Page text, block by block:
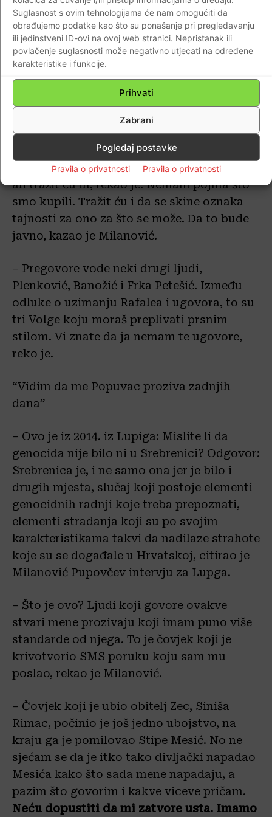
Suglasnost s ovim tehnologijama će nam omogućiti da
obrađujemo podatke kao što su ponašanje pri pregledavanju
ili jedinstveni ID-ovi na ovoj web stranici. Nepristanak ili
povlačenje suglasnosti može negativno utjecati na određene
karakteristike i funkcije.
Prihvati
Zabrani
Pogledaj postavke
Pravila o privatnosti Pravila o privatnosti
– Ne letim iz hobija Pilatusima, ne ustupam
besplatno borbena sredstvo drugima. Kad
idem na Komižu, to radi vojska. Kad negdje
letim, ja letim kao prtljaga. Kakva je
oprema, helikopterima se leti samo ljeti,
dodao je.
Tražit će uvid u ugovore za Rafale
– Nemam uvid u ugovore o nabavi Rafalea,
ali tražit ću ih, rekao je. Nemam pojma što
smo kupili. Tražit ću i da se skine oznaka
tajnosti za ono za što se može. Da to bude
javno, kazao je Milanović.
– Pregovore vode neki drugi ljudi,
Plenković, Banožić i Frka Petešić. Između
odluke o uzimanju Rafalea i ugovora, to su
tri Volge koju moraš preplivati prsnim
stilom. Vi znate da ja nemam te ugovore,
reko je.
“Vidim da me Popuvac proziva zadnjih
dana”
– Ovo je iz 2014. iz Lupiga: Mislite li da
genocida nije bilo ni u Srebrenici? Odgovor:
Srebrenica je, i ne samo ona jer je bilo i
drugih mjesta, slučaj koji postoje elementi
genocidnih radnji koje treba prepoznati,
elementi stradanja koji su po svojim
karakteristikama takvi da nadilaze strahote
koje su se događale u Hrvatskoj, citirao je
Milanović Pupovčev intervju za Lupga.
– Što je ovo? Ljudi koji govore ovakve
stvari mene prozivaju koji imam puno više
standarde od njega. To je čovjek koji je
krivotvorio SMS poruku koju sam mu
poslao, rekao je Milanović.
– Čovjek koji je ubio obitelj Zec, Siniša
Rimac, počinio je još jedno ubojstvo, na
kraju ga je pomilovao Stipe Mesić. No ne
sjećam se da je itko tako divljački napadao
Mesića kako što sada mene napadaju, a
pazim što govorim i kakve viceve pričam.
Neću dopustiti da mi zatvore usta. Imamo